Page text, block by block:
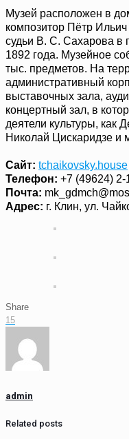
Музей расположен в
композитор Пётр
судьи В. С. Сахарова в
1892 года. Музейное
тыс. предметов. На
административный
выставочных зала,
концертный зал, в
деятели культуры, как
Николай Цискаридзе и
Сайт: tchaikovsky.house
Телефон: +7 (49624) 2-
Почта:
Адрес: г. Клин, ул.
Share
15
admin
Related posts